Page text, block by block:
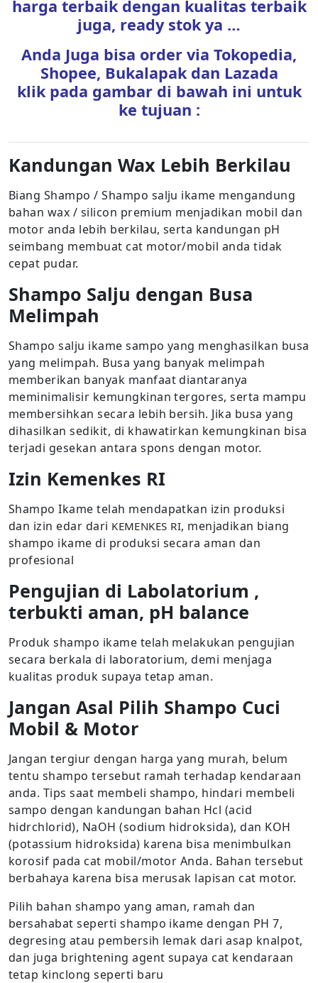
harga terbaik dengan kualitas terbaik
juga, ready stok ya …
Anda Juga bisa order via Tokopedia,
Shopee, Bukalapak dan Lazada
klik pada gambar di bawah ini untuk
ke tujuan :
Kandungan Wax Lebih Berkilau
Biang Shampo / Shampo salju ikame mengandung
bahan wax / silicon premium menjadikan mobil dan
motor anda lebih berkilau, serta kandungan pH
seimbang membuat cat motor/mobil anda tidak
cepat pudar.
Shampo Salju dengan Busa
Melimpah
Shampo salju ikame sampo yang menghasilkan busa
yang melimpah. Busa yang banyak melimpah
memberikan banyak manfaat diantaranya
meminimalisir kemungkinan tergores, serta mampu
membersihkan secara lebih bersih. Jika busa yang
dihasilkan sedikit, di khawatirkan kemungkinan bisa
terjadi gesekan antara spons dengan motor.
Izin Kemenkes RI
Shampo Ikame telah mendapatkan izin produksi
dan izin edar dari KEMENKES RI, menjadikan biang
shampo ikame di produksi secara aman dan
profesional
Pengujian di Labolatorium ,
terbukti aman, pH balance
Produk shampo ikame telah melakukan pengujian
secara berkala di laboratorium, demi menjaga
kualitas produk supaya tetap aman.
Jangan Asal Pilih Shampo Cuci
Mobil & Motor
Jangan tergiur dengan harga yang murah, belum
tentu shampo tersebut ramah terhadap kendaraan
anda. Tips saat membeli shampo, hindari membeli
sampo dengan kandungan bahan Hcl (acid
hidrchlorid), NaOH (sodium hidroksida), dan KOH
(potassium hidroksida) karena bisa menimbulkan
korosif pada cat mobil/motor Anda. Bahan tersebut
berbahaya karena bisa merusak lapisan cat motor.
Pilih bahan shampo yang aman, ramah dan
bersahabat seperti shampo ikame dengan PH 7,
degresing atau pembersih lemak dari asap knalpot,
dan juga brightening agent supaya cat kendaraan
tetap kinclong seperti baru